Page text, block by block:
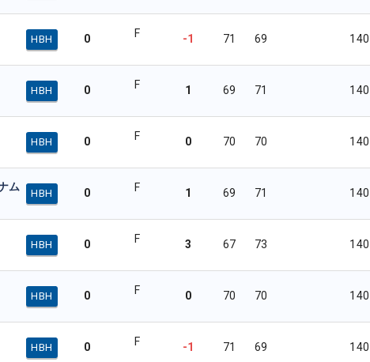
HBH 0 F -1 71 69 140
HBH 0 F 1 69 71 140
HBH 0 F 0 70 70 140
ム
HBH 0 F 1 69 71 140
HBH 0 F 3 67 73 140
HBH 0 F 0 70 70 140
HBH 0 F -1 71 69 140